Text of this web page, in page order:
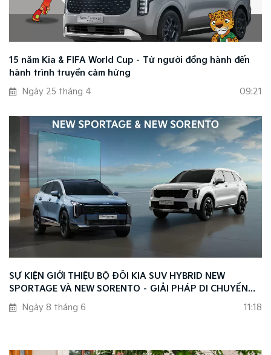
15 năm Kia & FIFA World Cup – Từ người đồng hành đến
hành trình truyền cảm hứng
Ngày 25 tháng 4
09:21
SỰ KIỆN GIỚI THIỆU BỘ ĐÔI KIA SUV HYBRID NEW
SPORTAGE VÀ NEW SORENTO – GIẢI PHÁP DI CHUYỂN
THÔNG MINH THEO XU HƯỚNG MỚI
Ngày 8 tháng 6 11:18